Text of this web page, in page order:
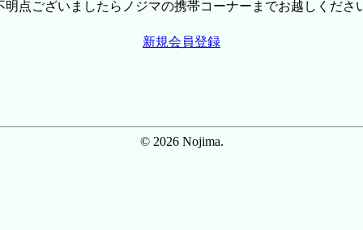
点ございましたらノジマの携帯コーナーまでお越しくださ
新規会員登録
© 2026 Nojima.